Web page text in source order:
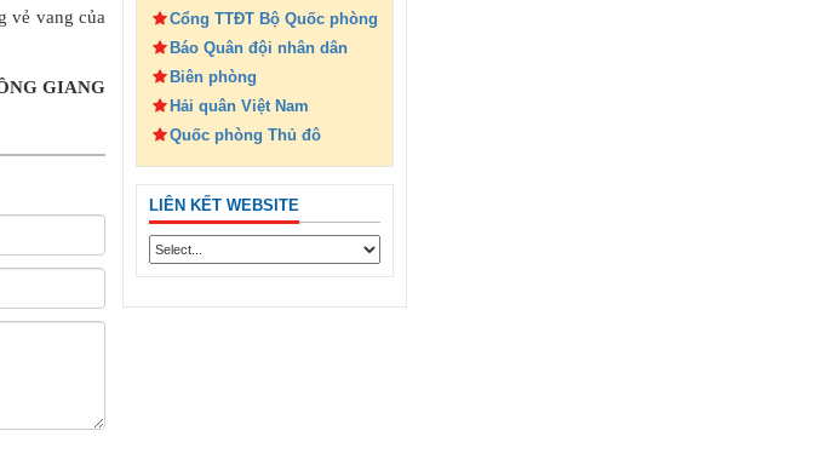
vẻ vang của
GIANG
Cổng TTĐT Bộ Quốc phòng
Báo Quân đội nhân dân
Biên phòng
Hải quân Việt Nam
Quốc phòng Thủ đô
LIÊN KẾT WEBSITE